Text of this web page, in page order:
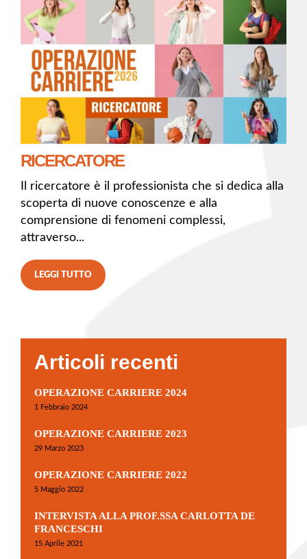
RICERCATORE
Il ricercatore è il professionista che si dedica alla
scoperta di nuove conoscenze e alla
comprensione di fenomeni complessi,
attraverso...
LEGGI TUTTO
Articoli recenti
OPERAZIONE CARRIERE 2024
1 Febbraio 2024
OPERAZIONE CARRIERE 2023
29 Marzo 2023
OPERAZIONE CARRIERE 2022
5 Maggio 2022
INTERVISTA ALLA PROF.SSA CARLOTTA DE
FRANCESCHI
15 Aprile 2021